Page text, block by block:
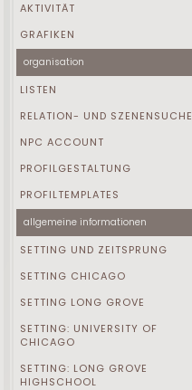
AKTIVITÄT
GRAFIKEN
organisation
LISTEN
RELATION- UND SZENENSUCHE
NPC ACCOUNT
PROFILGESTALTUNG
PROFILTEMPLATES
allgemeine informationen
SETTING UND ZEITSPRUNG
SETTING CHICAGO
SETTING LONG GROVE
SETTING: UNIVERSITY OF
CHICAGO
SETTING: LONG GROVE
HIGHSCHOOL